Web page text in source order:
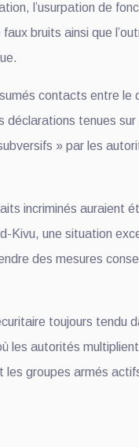
l’usurpation de
bruits ainsi que
contacts entre le
tenues sur
» par les
incriminés auraient
Kivu, une situation
des mesures
toujours tendu
les autorités
les groupes armés